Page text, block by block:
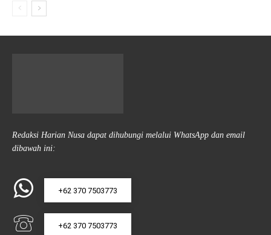
Redaksi Harian Nusa dapat dihubungi melalui WhatsApp dan email
dibawah ini:
+62 370 7503773
+62 370 7503773